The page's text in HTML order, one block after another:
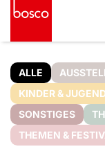
ALLE
KINDER &
SONSTIGES
THEMEN &